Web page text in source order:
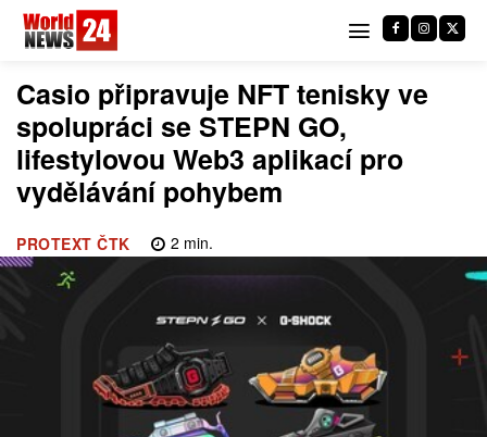
Casio připravuje NFT tenisky ve
spolupráci se STEPN GO,
lifestylovou Web3 aplikací pro
vydělávání pohybem
PROTEXT ČTK 2 min.